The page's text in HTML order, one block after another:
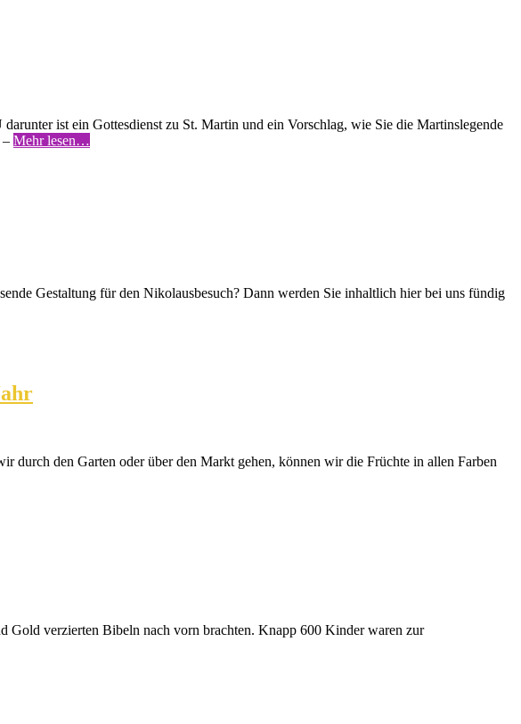
ist ein Gottesdienst zu St. Martin und ein Vorschlag, wie Sie die Martinslegende
– Mehr lesen…
Gestaltung für den Nikolausbesuch? Dann werden Sie inhaltlich hier bei uns fündig
durch den Garten oder über den Markt gehen, können wir die Früchte in allen Farben
Gold verzierten Bibeln nach vorn brachten. Knapp 600 Kinder waren zur